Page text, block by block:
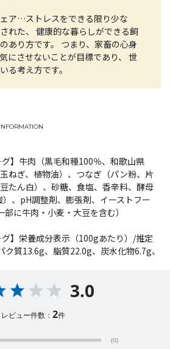
ア…ストレスをできる限り少な
れた、 健康的な暮らしができる飼
あり方です。 つまり、家畜の心身
にさせないことが目標であり、 世
る考え方です。
グ】牛肉（黒毛和種100％、和歌山県
ねぎ、植物油）、つなぎ（パン粉、片
たん白）、砂糖、食塩、香辛料、酵母
、pH調整剤、膨張剤、イーストフー
に牛肉・小麦・大豆を含む）
グ】栄養成分表示（100gあたり）/推定
質13.6g、脂質22.0g、炭水化物6.7g、
3.0
レビュー件数：2件
(0)